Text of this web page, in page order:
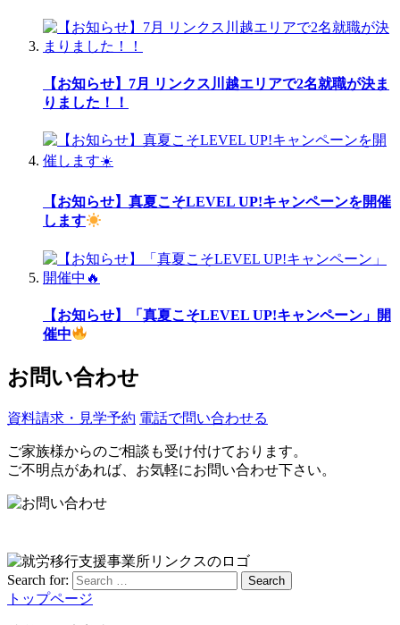
【お知らせ】7月 リンクス川越エリアで2名就職が決ま
りました！！
【お知らせ】真夏こそLEVEL UP!キャンペーンを開催
します
【お知らせ】「真夏こそLEVEL UP!キャンペーン」開
催中
お問い合わせ
資料請求・見学予約 電話で問い合わせる
ご家族様からのご相談も受け付けております。
ご不明点があれば、お気軽にお問い合わせ下さい。
Search for: Search
トップページ